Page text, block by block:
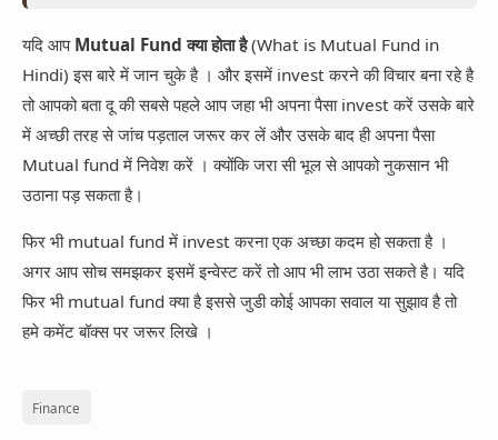
यदि आप Mutual Fund क्या होता है(What is Mutual Fund in
Hindi) इस बारे में जान चुके है । और इसमें invest करने की विचार बना रहे है
तो आपको बता दू की सबसे पहले आप जहा भी अपना पैसा invest करें उसके बारे
में अच्छी तरह से जांच पड़ताल जरूर कर लें और उसके बाद ही अपना पैसा
Mutual fund में निवेश करें । क्योंकि जरा सी भूल से आपको नुकसान भी
उठाना पड़ सकता है।
फिर भी mutual fund में invest करना एक अच्छा कदम हो सकता है ।
अगर आप सोच समझकर इसमें इन्वेस्ट करें तो आप भी लाभ उठा सकते है। यदि
फिर भी mutual fund क्या है इससे जुडी कोई आपका सवाल या सुझाव है तो
हमे कमेंट बॉक्स पर जरूर लिखे ।
Finance